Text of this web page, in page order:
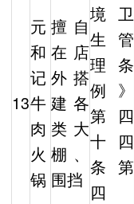
13
元
和
记
牛
肉
火
锅
擅自
在店
外搭
建各
类大
棚、
围挡
境卫
生管
理条
例》
第四
十四
条第
四